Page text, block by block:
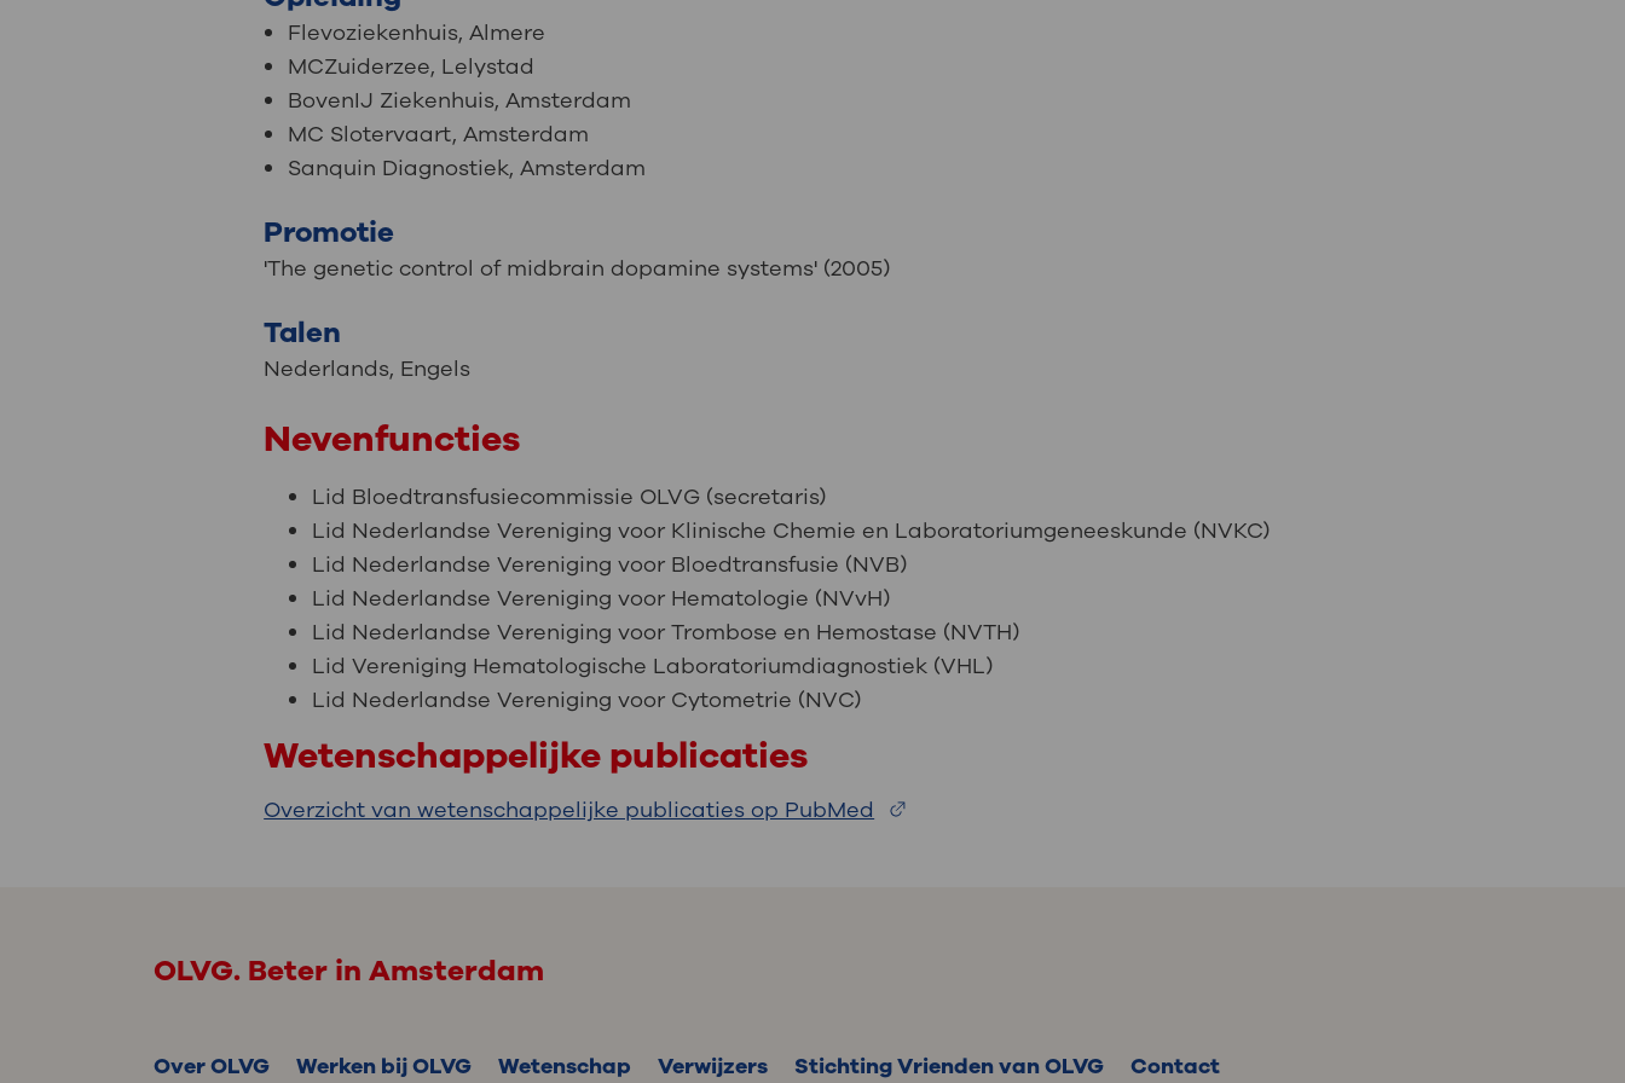
Flevoziekenhuis, Almere
MCZuiderzee, Lelystad
BovenIJ Ziekenhuis, Amsterdam
MC Slotervaart, Amsterdam
Sanquin Diagnostiek, Amsterdam
Promotie
'The genetic control of midbrain dopamine systems' (2005)
Talen
Nederlands, Engels
Nevenfuncties
Lid Bloedtransfusiecommissie OLVG (secretaris)
Lid Nederlandse Vereniging voor Klinische Chemie en Laboratoriumgeneeskunde (NVKC)
Lid Nederlandse Vereniging voor Bloedtransfusie (NVB)
Lid Nederlandse Vereniging voor Hematologie (NVvH)
Lid Nederlandse Vereniging voor Trombose en Hemostase (NVTH)
Lid Vereniging Hematologische Laboratoriumdiagnostiek (VHL)
Lid Nederlandse Vereniging voor Cytometrie (NVC)
Wetenschappelijke publicaties
Overzicht van wetenschappelijke publicaties op PubMed
OLVG. Beter in Amsterdam
Over OLVG Werken bij OLVG Wetenschap Verwijzers Stichting Vrienden van OLVG Contact